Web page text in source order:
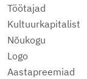
Töötajad
Kultuurkapitalist
Nõukogu
Logo
Aastapreemiad